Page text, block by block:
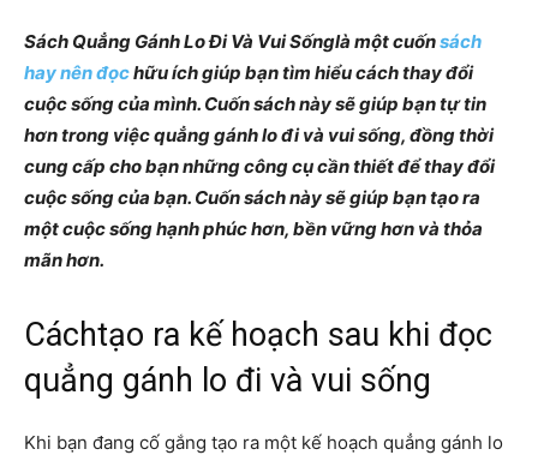
Sách Quẳng Gánh Lo Đi Và Vui Sốnglà một cuốnsách
hay nên đọchữu ích giúp bạn tìm hiểu cách thay đổi
cuộc sống của mình. Cuốn sách này sẽ giúp bạn tự tin
hơn trong việc quẳng gánh lo đi và vui sống, đồng thời
cung cấp cho bạn những công cụ cần thiết để thay đổi
cuộc sống của bạn. Cuốn sách này sẽ giúp bạn tạo ra
một cuộc sống hạnh phúc hơn, bền vững hơn và thỏa
mãn hơn.
Cáchtạo ra kế hoạch sau khi đọc
quẳng gánh lo đi và vui sống
Khi bạn đang cố gắng tạo ra một kế hoạch quẳng gánh lo